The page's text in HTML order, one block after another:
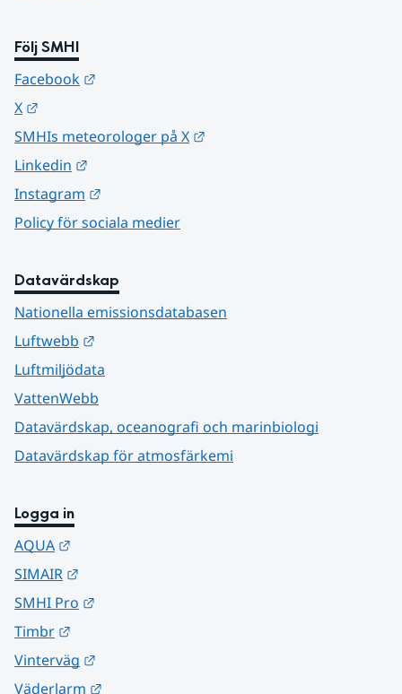
Följ SMHI
Facebook
X
SMHIs meteorologer på X
Linkedin
Instagram
Policy för sociala medier
Datavärdskap
Nationella emissionsdatabasen
Luftwebb
Luftmiljödata
VattenWebb
Datavärdskap, oceanografi och marinbiologi
Datavärdskap för atmosfärkemi
Logga in
AQUA
SIMAIR
SMHI Pro
Timbr
Vinterväg
Väderlarm